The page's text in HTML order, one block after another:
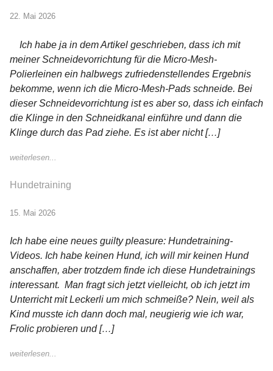
22. Mai 2026
Ich habe ja in dem Artikel geschrieben, dass ich mit
meiner Schneidevorrichtung für die Micro-Mesh-
Polierleinen ein halbwegs zufriedenstellendes Ergebnis
bekomme, wenn ich die Micro-Mesh-Pads schneide. Bei
dieser Schneidevorrichtung ist es aber so, dass ich einfach
die Klinge in den Schneidkanal einführe und dann die
Klinge durch das Pad ziehe. Es ist aber nicht […]
weiterlesen...
Hundetraining
15. Mai 2026
Ich habe eine neues guilty pleasure: Hundetraining-
Videos. Ich habe keinen Hund, ich will mir keinen Hund
anschaffen, aber trotzdem finde ich diese Hundetrainings
interessant. Man fragt sich jetzt vielleicht, ob ich jetzt im
Unterricht mit Leckerli um mich schmeiße? Nein, weil als
Kind musste ich dann doch mal, neugierig wie ich war,
Frolic probieren und […]
weiterlesen...